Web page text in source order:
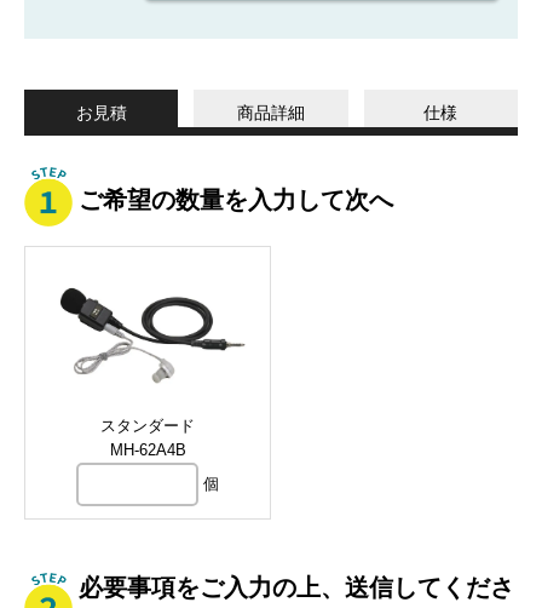
お見積 商品詳細 仕様
ご希望の数量を入力して次へ
スタンダード
MH-62A4B
個
必要事項をご入力の上、送信してくださ